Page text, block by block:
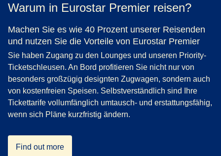
Warum in Eurostar Premier reisen?
Machen Sie es wie 40 Prozent unserer Reisenden
und nutzen Sie die Vorteile von Eurostar Premier
Sie haben Zugang zu den Lounges und unseren Priority-
Ticketschleusen. An Bord profitieren Sie nicht nur von
besonders großzügig designten Zugwagen, sondern auch
von kostenfreien Speisen. Selbstverständlich sind Ihre
Tickettarife vollumfänglich umtausch- und erstattungsfähig,
wenn sich Pläne kurzfristig ändern.
Find out more